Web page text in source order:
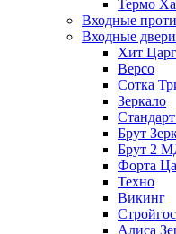
Термо
Входные
Входные
Хит
Версо
Сотка
Зеркало
Брут
Брут 2
Форта
Техно
Викинг
Алиса